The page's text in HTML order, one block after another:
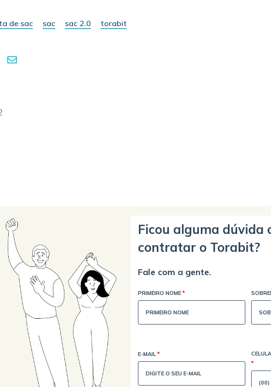
de sac sac sac 2.0 torabit
Ficou alguma dúvida
contratar o Torabit?
Fale com a gente.
PRIMEIRO NOME *
E-MAIL *
*